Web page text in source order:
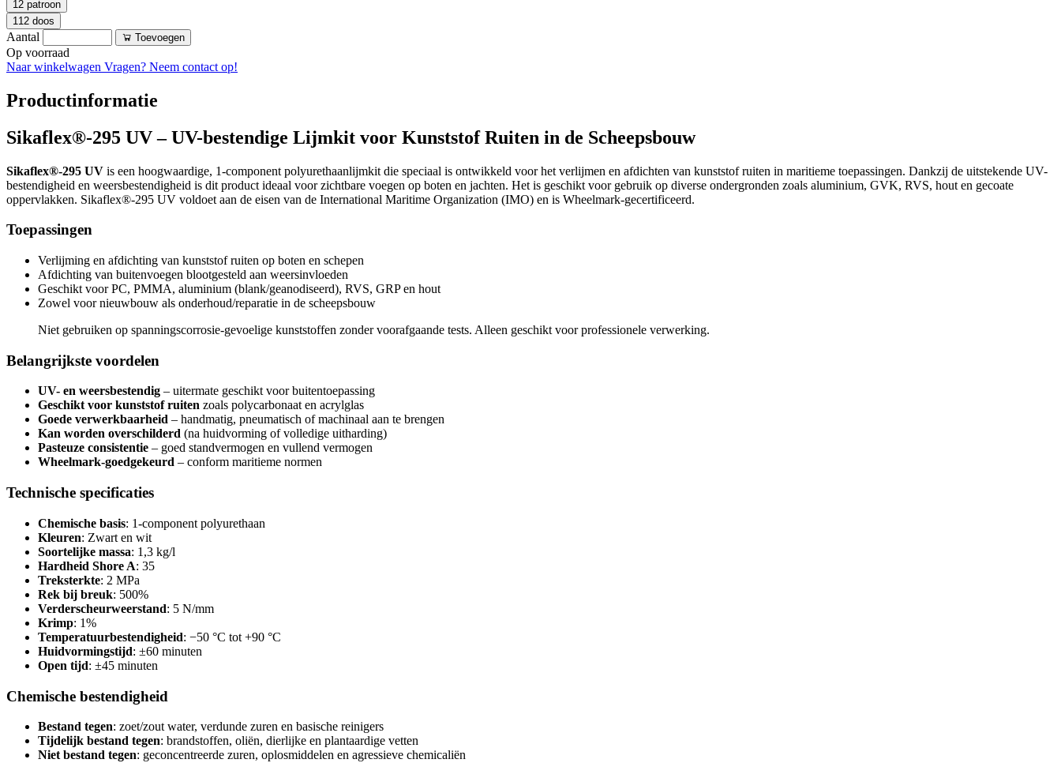
12 patroon
112 doos
Aantal Toevoegen
Op voorraad
Naar winkelwagen Vragen? Neem contact op!
Productinformatie
Sikaflex®-295 UV – UV-bestendige Lijmkit voor Kunststof Ruiten in de Scheepsbouw
Sikaflex®-295 UV is een hoogwaardige, 1-component polyurethaanlijmkit die speciaal is ontwikkeld voor het verlijmen en afdichten van kunststof ruiten in maritieme toepassingen. Dankzij de uitstekende UV-
bestendigheid en weersbestendigheid is dit product ideaal voor zichtbare voegen op boten en jachten. Het is geschikt voor gebruik op diverse ondergronden zoals aluminium, GVK, RVS, hout en gecoate
oppervlakken. Sikaflex®-295 UV voldoet aan de eisen van de International Maritime Organization (IMO) en is Wheelmark-gecertificeerd.
Toepassingen
Verlijming en afdichting van kunststof ruiten op boten en schepen
Afdichting van buitenvoegen blootgesteld aan weersinvloeden
Geschikt voor PC, PMMA, aluminium (blank/geanodiseerd), RVS, GRP en hout
Zowel voor nieuwbouw als onderhoud/reparatie in de scheepsbouw
Niet gebruiken op spanningscorrosie-gevoelige kunststoffen zonder voorafgaande tests. Alleen geschikt voor professionele verwerking.
Belangrijkste voordelen
UV- en weersbestendig – uitermate geschikt voor buitentoepassing
Geschikt voor kunststof ruiten zoals polycarbonaat en acrylglas
Goede verwerkbaarheid – handmatig, pneumatisch of machinaal aan te brengen
Kan worden overschilderd (na huidvorming of volledige uitharding)
Pasteuze consistentie – goed standvermogen en vullend vermogen
Wheelmark-goedgekeurd – conform maritieme normen
Technische specificaties
Chemische basis: 1-component polyurethaan
Kleuren: Zwart en wit
Soortelijke massa: 1,3 kg/l
Hardheid Shore A: 35
Treksterkte: 2 MPa
Rek bij breuk: 500%
Verderscheurweerstand: 5 N/mm
Krimp: 1%
Temperatuurbestendigheid: −50 °C tot +90 °C
Huidvormingstijd: ±60 minuten
Open tijd: ±45 minuten
Chemische bestendigheid
Bestand tegen: zoet/zout water, verdunde zuren en basische reinigers
Tijdelijk bestand tegen: brandstoffen, oliën, dierlijke en plantaardige vetten
Niet bestand tegen: geconcentreerde zuren, oplosmiddelen en agressieve chemicaliën